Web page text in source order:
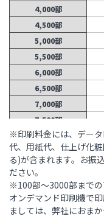
4,000部
4,500部
5,000部
5,500部
6,000部
6,500部
7,000部
7,500部
8,000部
8,500部
9,000部
9,500部
10,000部
11,000部
※印刷料金には、デー
代、用紙代、仕上げ化
る)が含まれます。お振
ださい。
※100部～3000部まで
オンデマンド印刷機で
ましては、弊社におまか